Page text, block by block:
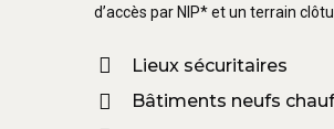
d’accès par NIP* et un terrain
Lieux sécuritaires
Bâtiments neufs